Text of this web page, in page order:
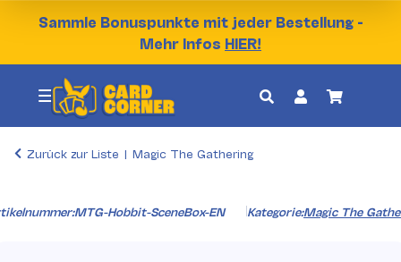
Sammle Bonuspunkte mit jeder Bestellung -
Mehr Infos HIER!
Zurück zur Liste Magic The Gathering
MTG-Hobbit-SceneBox-EN Kategorie:Magic The